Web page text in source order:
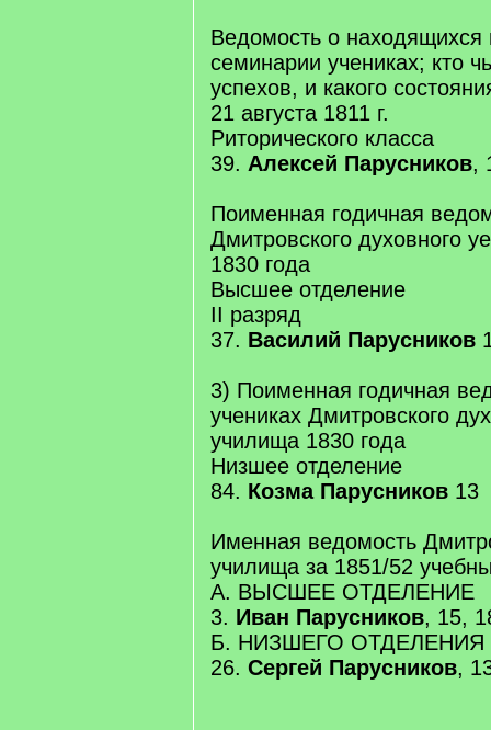
Ведомость о находящихся
семинарии учениках; кто
успехов, и какого
21 августа 1811 г.
Риторического класса
39. Алексей Парусников,
Поименная годичная
Дмитровского духовного
1830 года
Высшее отделение
II разряд
37. Василий Парусников
3) Поименная годичная
учениках Дмитровского
училища 1830 года
Низшее отделение
84. Козма Парусников 13
Именная ведомость
училища за 1851/52
А. ВЫСШЕЕ ОТДЕЛЕНИЕ
3. Иван Парусников, 15,
Б. НИЗШЕГО ОТДЕЛЕНИЯ
26. Сергей Парусников,